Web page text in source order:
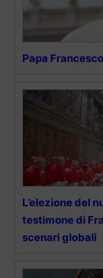
Papa
L’elezione del
testimone di
scenari globali